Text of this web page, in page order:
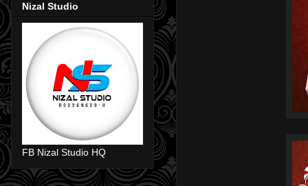
Nizal Studio
FB Nizal Studio HQ